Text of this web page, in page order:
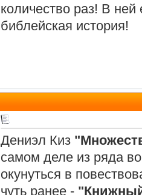
количество раз! В
библейская история!
Дениэл Киз
самом деле из ряда
окунуться в
чуть ранее -